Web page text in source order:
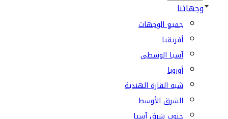
وجهاتنا
جميع الوجهات
أفريقيا
آسيا الوسطى
أوروبا
شبه القارة الهندية
الشرق الأوسط
جنوب شرق آسيا